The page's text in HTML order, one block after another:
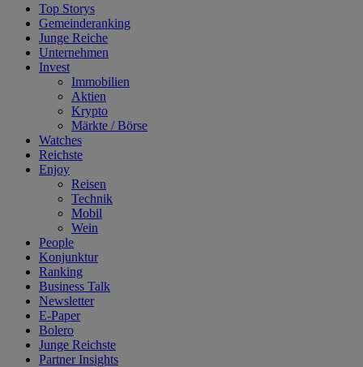
Top Storys
Gemeinderanking
Junge Reiche
Unternehmen
Invest
Immobilien
Aktien
Krypto
Märkte / Börse
Watches
Reichste
Enjoy
Reisen
Technik
Mobil
Wein
People
Konjunktur
Ranking
Business Talk
Newsletter
E-Paper
Bolero
Junge Reichste
Partner Insights